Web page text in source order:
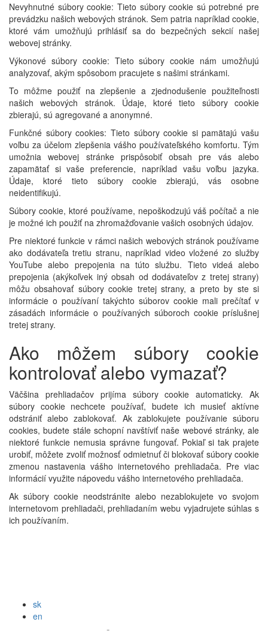
Nevyhnutné súbory cookie: Tieto súbory cookie sú potrebné pre
prevádzku našich webových stránok. Sem patria napríklad cookie,
ktoré vám umožňujú prihlásiť sa do bezpečných sekcií našej
webovej stránky.
Výkonové súbory cookie: Tieto súbory cookie nám umožňujú
analyzovať, akým spôsobom pracujete s našimi stránkami.
To môžme použiť na zlepšenie a zjednodušenie použiteľnosti
našich webových stránok. Údaje, ktoré tieto súbory cookie
zbierajú, sú agregované a anonymné.
Funkčné súbory cookies: Tieto súbory cookie si pamätajú vašu
voľbu za účelom zlepšenia vášho používateľského komfortu. Tým
umožnia webovej stránke prispôsobiť obsah pre vás alebo
zapamätať si vaše preferencie, napríklad vašu voľbu jazyka.
Údaje, ktoré tieto súbory cookie zbierajú, vás osobne
neidentifikujú.
Súbory cookie, ktoré používame, nepoškodzujú váš počítač a nie
je možné ich použiť na zhromažďovanie vašich osobných údajov.
Pre niektoré funkcie v rámci našich webových stránok používame
ako dodávateľa tretiu stranu, napríklad video vložené zo služby
YouTube alebo prepojenia na túto službu. Tieto videá alebo
prepojenia (akýkoľvek iný obsah od dodávateľov z tretej strany)
môžu obsahovať súbory cookie tretej strany, a preto by ste si
informácie o používaní takýchto súborov cookie mali prečítať v
zásadách informácie o používaných súboroch cookie príslušnej
tretej strany.
Ako môžem súbory cookie
kontrolovať alebo vymazať?
Väčšina prehliadačov prijíma súbory cookie automaticky. Ak
súbory cookie nechcete používať, budete ich musieť aktívne
odstrániť alebo zablokovať. Ak zablokujete používanie súboru
cookies, budete stále schopní navštíviť naše webové stránky, ale
niektoré funkcie nemusia správne fungovať. Pokiaľ si tak prajete
urobiť, môžete zvoliť možnosť odmietnuť či blokovať súbory cookie
zmenou nastavenia vášho internetového prehliadača. Pre viac
informácií využite nápovedu vášho internetového prehliadača.
Ak súbory cookie neodstránite alebo nezablokujete vo svojom
internetovom prehliadači, prehliadaním webu vyjadrujete súhlas s
ich používaním.
sk
en